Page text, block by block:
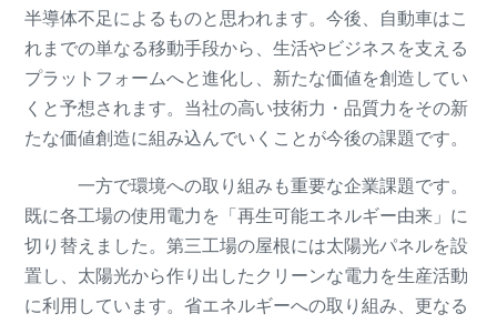
半導体不足によるものと思われます。今後、自動車はこ
れまでの単なる移動手段から、生活やビジネスを支える
プラットフォームへと進化し、新たな価値を創造してい
くと予想されます。当社の高い技術力・品質力をその新
たな価値創造に組み込んでいくことが今後の課題です。
一方で環境への取り組みも重要な企業課題です。
既に各工場の使用電力を「再生可能エネルギー由来」に
切り替えました。第三工場の屋根には太陽光パネルを設
置し、太陽光から作り出したクリーンな電力を生産活動
に利用しています。省エネルギーへの取り組み、更なる